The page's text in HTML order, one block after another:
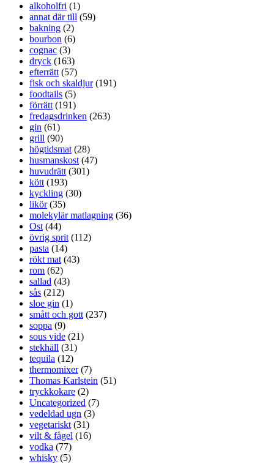
alkoholfri (1)
annat där till (59)
bakning (2)
bourbon (6)
cognac (3)
dryck (163)
efterrätt(57)
fisk och skaldjur(191)
foodtails (5)
förrätt(191)
fredagsdrinken (263)
gin (61)
grill (90)
högtidsmat(28)
husmanskost(47)
huvudrätt(301)
kött(193)
kyckling (30)
likör(35)
molekylär matlagning (36)
Ost(44)
övrig sprit(112)
pasta (14)
rökt mat(43)
rom (62)
sallad (43)
sås (212)
sloe gin (1)
smått och gott(237)
soppa (9)
sous vide (21)
stekhäll (31)
tequila (12)
thermomixer(7)
Thomas Karlstein (51)
tryckkokare (2)
Uncategorized (7)
vedeldad ugn (3)
vegetariskt(31)
vilt & fågel (16)
vodka (77)
whisky (5)